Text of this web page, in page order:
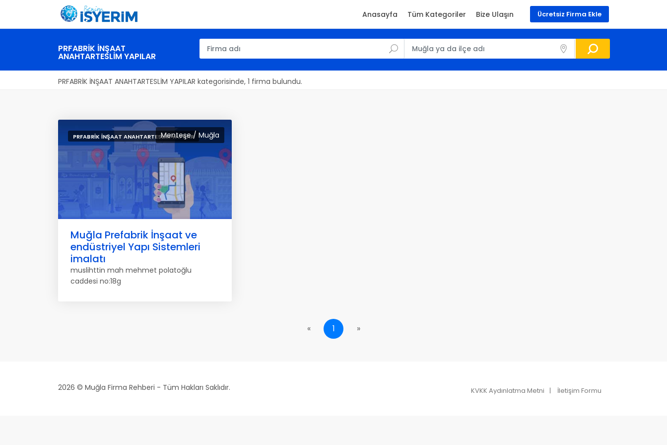
Ücretsiz Firma Ekle
Anasayfa Tüm Kategoriler Bize Ulaşın
PRFABRİK İNŞAAT
ANAHTARTESLİM YAPILAR
PRFABRİK İNŞAAT ANAHTARTESLİM YAPILAR kategorisinde, 1 firma bulundu.
Menteşe / Muğla
PRFABRİK İNŞAAT ANAHTARTESLİM YAPILAR
Muğla Prefabrik İnşaat ve
endüstriyel Yapı Sistemleri
imalatı
muslihttin mah mehmet polatoğlu
caddesi no:18g
« 1 »
2026 © Muğla Firma Rehberi - Tüm Hakları Saklıdır. KVKK Aydınlatma Metni İletişim Formu